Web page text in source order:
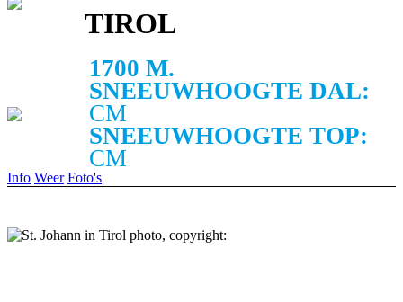
TIROL
1700 M.
SNEEUWHOOGTE DAL:
CM
SNEEUWHOOGTE TOP:
CM
Info Weer Foto's